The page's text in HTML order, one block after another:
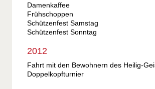
Damenkaffee
Frühschoppen
Schützenfest Samstag
Schützenfest Sonntag
2012
Fahrt mit den Bewohnern des Heilig-
Doppelkopfturnier